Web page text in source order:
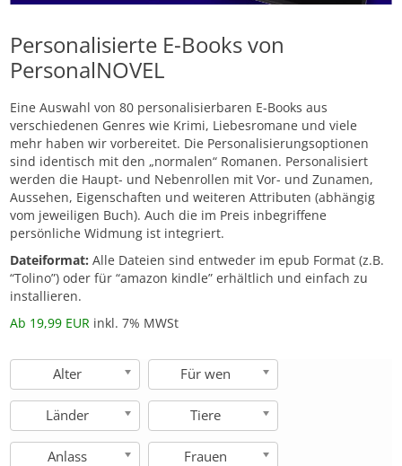
Personalisierte E-Books von
PersonalNOVEL
Eine Auswahl von 80 personalisierbaren E-Books aus
verschiedenen Genres wie Krimi, Liebesromane und viele
mehr haben wir vorbereitet. Die Personalisierungsoptionen
sind identisch mit den „normalen“ Romanen. Personalisiert
werden die Haupt- und Nebenrollen mit Vor- und Zunamen,
Aussehen, Eigenschaften und weiteren Attributen (abhängig
vom jeweiligen Buch). Auch die im Preis inbegriffene
persönliche Widmung ist integriert.
Dateiformat:Alle Dateien sind entweder im epub Format (z.B.
“Tolino”) oder für “amazon kindle” erhältlich und einfach zu
installieren.
Ab 19,99 EUR inkl. 7% MWSt
Alter Für wen
Länder Tiere
Anlass Frauen